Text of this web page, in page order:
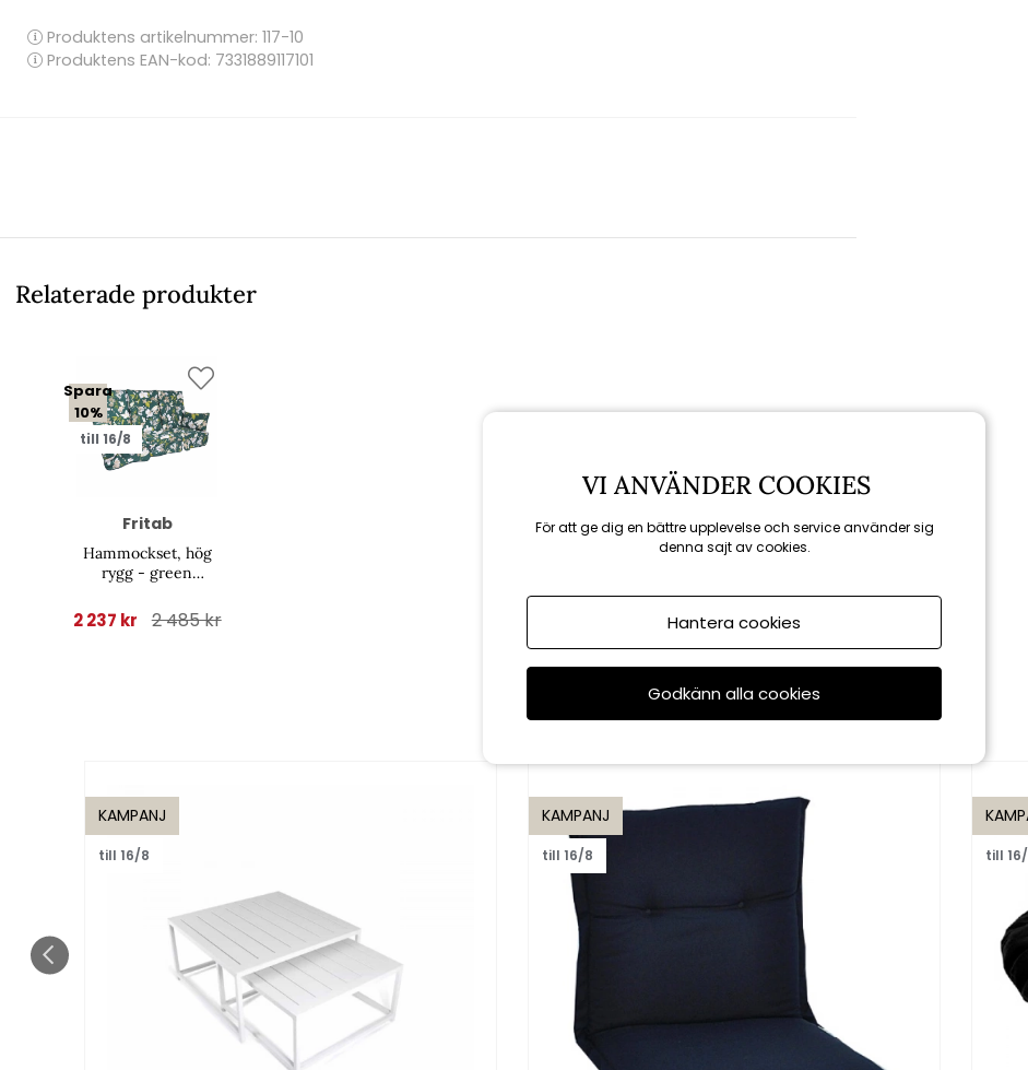
Produktens artikelnummer: 117-10
Produktens EAN-kod: 7331889117101
Relaterade produkter
Spara
10%
till 16/8
Fritab
Hammockset, hög
rygg - green
2 237 kr 2 485 kr
Rekommenderade tillbehör
KAMPANJ
till 16/8
KAMPANJ
till 16/8 till
VI ANVÄNDER COOKIES
För att ge dig en bättre upplevelse och service använder sig
denna sajt av cookies.
Hantera cookies
Godkänn alla cookies